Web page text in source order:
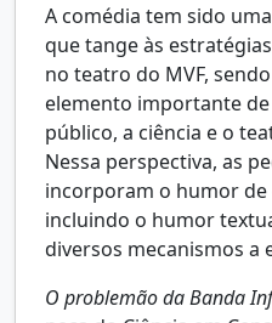
A comédia tem sido
que tange às
no teatro do MVF,
elemento importante
público, a ciência e o
Nessa perspectiva, as
incorporam o humor de
incluindo o humor
diversos mecanismos a
O problemão da Banda